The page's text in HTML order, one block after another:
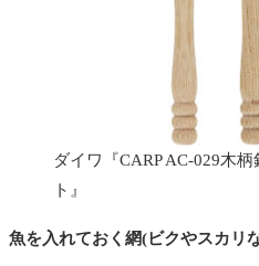
ダイワ『CARP AC-029木
ト』
魚を入れておく網(ビクやスカリ